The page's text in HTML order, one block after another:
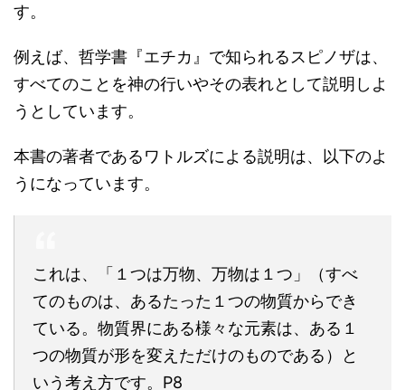
す。
例えば、哲学書『エチカ』で知られるスピノザは、
すべてのことを神の行いやその表れとして説明しよ
うとしています。
本書の著者であるワトルズによる説明は、以下のよ
うになっています。
これは、「１つは万物、万物は１つ」（すべ
てのものは、あるたった１つの物質からでき
ている。物質界にある様々な元素は、ある１
つの物質が形を変えただけのものである）と
いう考え方です。P8